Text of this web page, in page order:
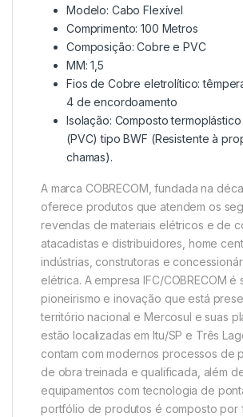
Modelo: Cabo Flexível
Comprimento: 100 Metros
Composição: Cobre e PVC
MM: 1,5
Fios de Cobre eletrolítico:
4 de encordoamento
Isolação: Composto
(PVC) tipo BWF (Resistente à
chamas).
A marca COBRECOM, fundada na
oferece produtos que atendem os
revendas de materiais elétricos e de
atacadistas e distribuidores, home
indústrias, construtoras e
elétrica. A empresa IFC/COBRECOM é
pioneirismo e inovação que está
território nacional e Mercosul e suas
estão localizadas em Itu/SP e Três
contam com modernos processos de
de obra treinada e qualificada, além
equipamentos com tecnologia de
portfólio de produtos é composto por